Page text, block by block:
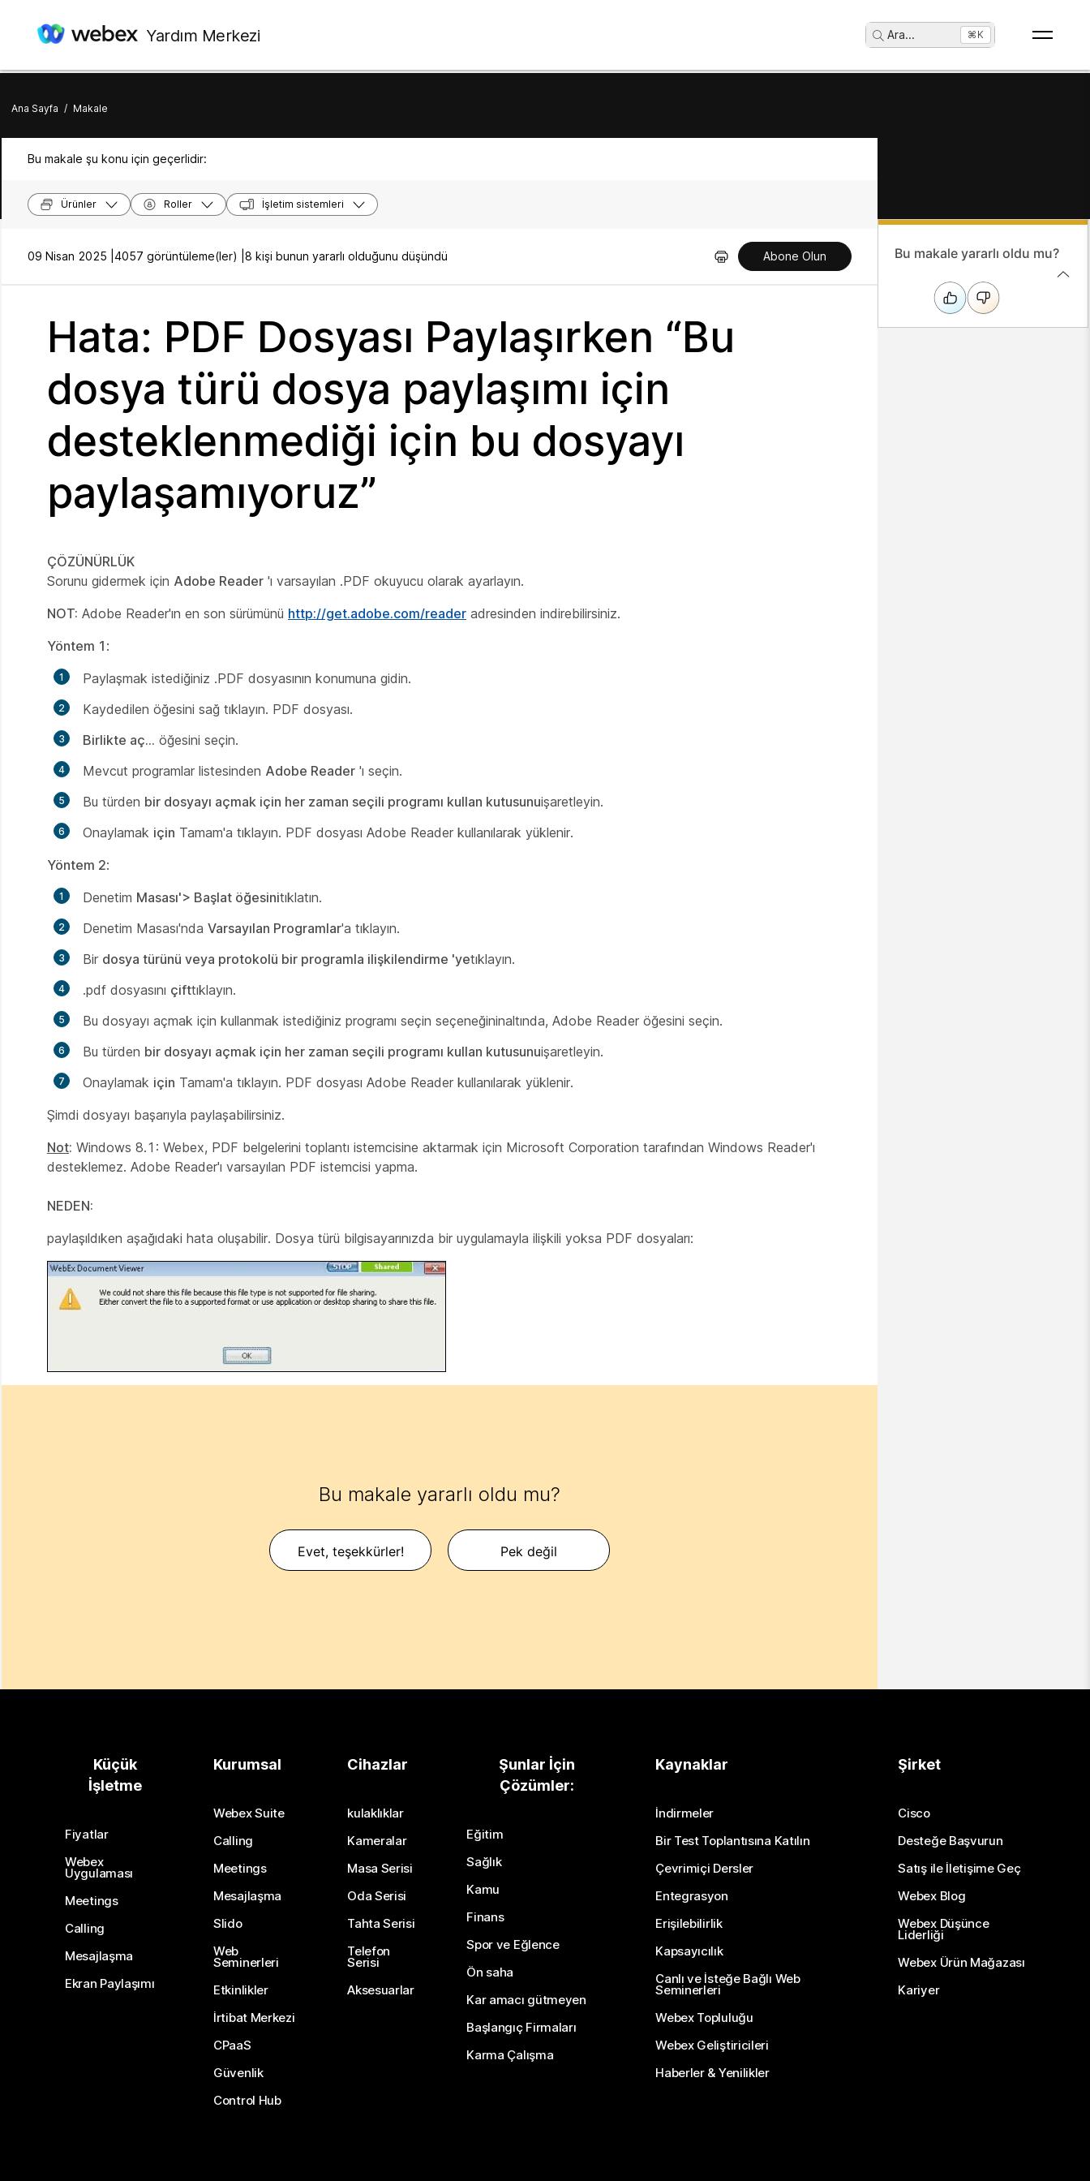
Yardım Merkezi Ara... ⌘K
Ana Sayfa / Makale
Bu makale şu konu için geçerlidir:
Ürünler Roller İşletim sistemleri
09 Nisan 2025 | 4057 görüntüleme(ler) | 8 kişi bunun yararlı olduğunu düşündü Abone Olun
Hata: PDF Dosyası Paylaşırken “Bu
dosya türü dosya paylaşımı için
desteklenmediği için bu dosyayı
paylaşamıyoruz”
ÇÖZÜNÜRLÜK
Sorunu gidermek için Adobe Reader 'ı varsayılan .PDF okuyucu olarak ayarlayın.
NOT: Adobe Reader'ın en son sürümünü http://get.adobe.com/reader adresinden indirebilirsiniz.
Yöntem 1 :
Paylaşmak istediğiniz .PDF dosyasının konumuna gidin.
Kaydedilen öğesini sağ tıklayın. PDF dosyası.
Birlikte aç... öğesini seçin.
Mevcut programlar listesinden Adobe Reader 'ı seçin.
Bu türden bir dosyayı açmak için her zaman seçili programı kullan kutusunuişaretleyin.
Onaylamak için Tamam'a tıklayın. PDF dosyası Adobe Reader kullanılarak yüklenir.
Yöntem 2:
Denetim Masası'> Başlat öğesinitıklatın.
Denetim Masası'nda Varsayılan Programlar'a tıklayın.
Bir dosya türünü veya protokolü bir programla ilişkilendirme 'yetıklayın.
.pdf dosyasını çifttıklayın.
Bu dosyayı açmak için kullanmak istediğiniz programı seçin seçeneğininaltında, Adobe Reader öğesini seçin.
Bu türden bir dosyayı açmak için her zaman seçili programı kullan kutusunuişaretleyin.
Onaylamak için Tamam'a tıklayın. PDF dosyası Adobe Reader kullanılarak yüklenir.
Şimdi dosyayı başarıyla paylaşabilirsiniz.
Not: Windows 8.1: Webex, PDF belgelerini toplantı istemcisine aktarmak için Microsoft Corporation tarafından Windows Reader'ı
desteklemez. Adobe Reader'ı varsayılan PDF istemcisi yapma.
NEDEN:
paylaşıldıken aşağıdaki hata oluşabilir. Dosya türü bilgisayarınızda bir uygulamayla ilişkili yoksa PDF dosyaları:
Bu makale yararlı oldu mu?
Evet, teşekkürler! Pek değil
Bu makale yararlı oldu mu?
Küçük
İşletme
Fiyatlar
Webex
Uygulaması
Meetings
Calling
Mesajlaşma
Ekran Paylaşımı
Kurumsal
Webex Suite
Calling
Meetings
Mesajlaşma
Slido
Web
Seminerleri
Etkinlikler
İrtibat Merkezi
CPaaS
Güvenlik
Control Hub
Cihazlar
kulaklıklar
Kameralar
Masa Serisi
Oda Serisi
Tahta Serisi
Telefon
Serisi
Aksesuarlar
Şunlar İçin
Çözümler:
Eğitim
Sağlık
Kamu
Finans
Spor ve Eğlence
Ön saha
Kar amacı gütmeyen
Başlangıç Firmaları
Karma Çalışma
Kaynaklar
İndirmeler
Bir Test Toplantısına Katılın
Çevrimiçi Dersler
Entegrasyon
Erişilebilirlik
Kapsayıcılık
Canlı ve İsteğe Bağlı Web
Seminerleri
Webex Topluluğu
Webex Geliştiricileri
Haberler & Yenilikler
Şirket
Cisco
Desteğe Başvurun
Satış ile İletişime Geç
Webex Blog
Webex Düşünce
Liderliği
Webex Ürün Mağazası
Kariyer